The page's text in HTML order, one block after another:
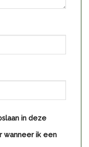
in deze
wanneer ik een